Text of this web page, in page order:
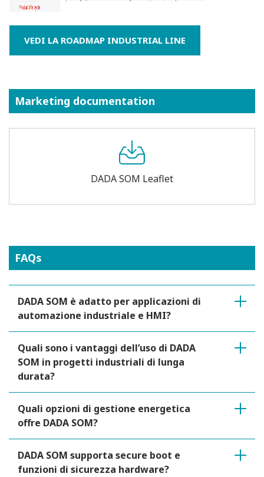
VEDI LA ROADMAP INDUSTRIAL LINE
Marketing documentation
DADA SOM Leaflet
FAQs
DADA SOM è adatto per applicazioni di
automazione industriale e HMI?
Quali sono i vantaggi dell’uso di DADA
SOM in progetti industriali di lunga
durata?
Quali opzioni di gestione energetica
offre DADA SOM?
DADA SOM supporta secure boot e
funzioni di sicurezza hardware?